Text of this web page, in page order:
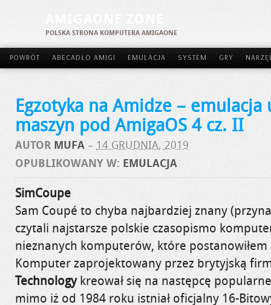
POLSKA STRONA KOMPUTERA AMIGAONE
POWRÓT ABECADŁO AMIGI EMULACJA SYSTEM GRY
Egzotyka na Amidze –
maszyn pod AmigaOS 4 cz. II
AUTOR MUFA – 14 GRUDNIA, 2019
OPUBLIKOWANY W: EMULACJA
SimCoupe
Sam Coupé to chyba najbardziej znany
czytali najstarsze polskie czasopismo
nieznanych komputerów, które
Komputer zaprojektowany przez brytyjską
Technologykreował się na następcę
mimo iż od 1984 roku istniał oficjalny 16-